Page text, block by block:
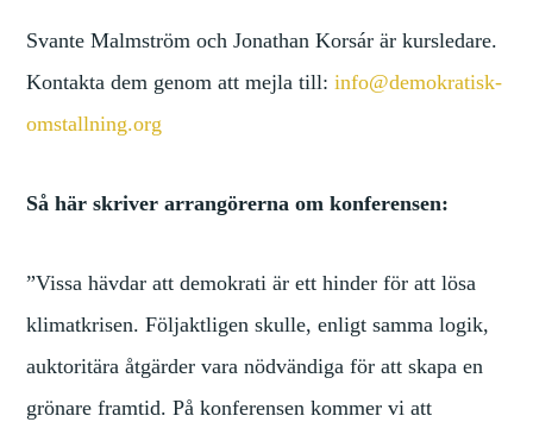
Svante Malmström och Jonathan Korsár är kursledare.
Kontakta dem genom att mejla till:info@demokratisk-
omstallning.org
Så här skriver arrangörerna om konferensen:
”Vissa hävdar att demokrati är ett hinder för att lösa
klimatkrisen. Följaktligen skulle, enligt samma logik,
auktoritära åtgärder vara nödvändiga för att skapa en
grönare framtid. På konferensen kommer vi att